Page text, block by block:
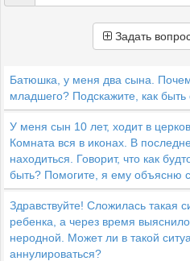
Задать
Батюшка, у меня два сына.
младшего? Подскажите, как быть
У меня сын 10 лет, ходит в
Комната вся в иконах. В
находиться. Говорит, что как
быть? Помогите, я ему объясню
Здравствуйте! Сложилась такая
ребенка, а через время
неродной. Может ли в такой
аннулироваться?